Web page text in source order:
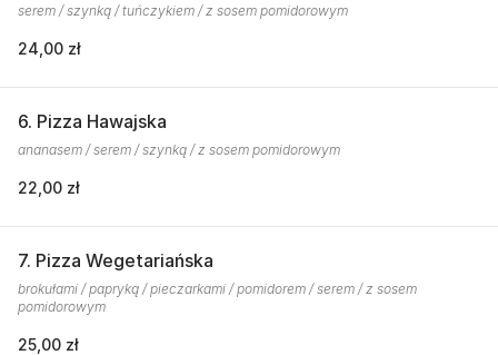
serem / szynką / tuńczykiem / z sosem pomidorowym
24,00 zł
6. Pizza Hawajska
ananasem / serem / szynką / z sosem pomidorowym
22,00 zł
7. Pizza Wegetariańska
brokułami / papryką / pieczarkami / pomidorem / serem / z sosem
pomidorowym
25,00 zł